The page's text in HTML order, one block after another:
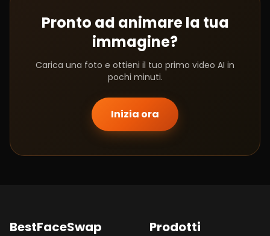
Pronto ad animare la tua
immagine?
Carica una foto e ottieni il tuo primo video AI in
pochi minuti.
Inizia ora
BestFaceSwap Prodotti